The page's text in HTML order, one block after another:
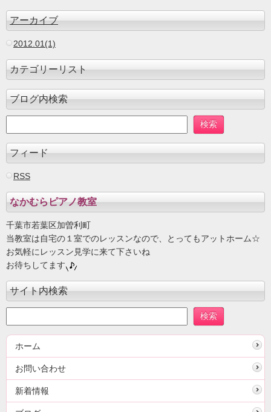
アーカイブ
2012.01(1)
カテゴリーリスト
ブログ内検索
フィード
RSS
なかむらピアノ教室
千葉市若葉区加曽利町
当教室は自宅の１室でのレッスンなので、とってもアットホーム☆
お気軽にレッスン見学に来て下さいね
お待ちしてます
サイト内検索
ホーム
お問い合わせ
新着情報